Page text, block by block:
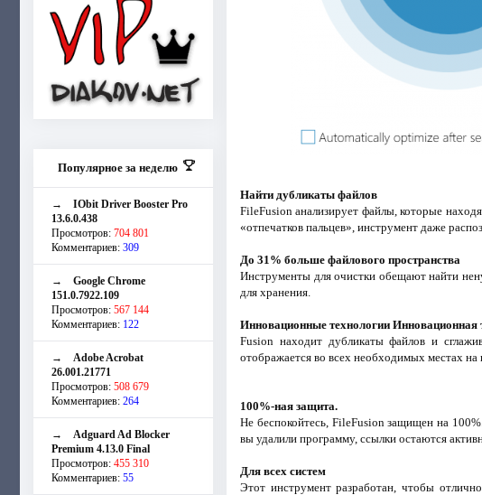
Популярное за неделю
→ IObit Driver Booster Pro
13.6.0.438
Просмотров: 704 801
Комментариев: 309
→ Google Chrome
151.0.7922.109
Просмотров: 567 144
Комментариев: 122
→ Adobe Acrobat
26.001.21771
Просмотров: 508 679
Комментариев: 264
→ Adguard Ad Blocker
Premium 4.13.0 Final
Просмотров: 455 310
Комментариев: 55
Найти дубликаты файлов
FileFusion анализирует файлы, которые
«отпечатков пальцев», инструмент даже
До 31% больше файлового пространства
Инструменты для очистки обещают найти
для хранения.
Инновационные технологии Инновационная
Fusion находит дубликаты файлов и
отображается во всех необходимых местах на
100%-ная защита.
Не беспокойтесь, FileFusion защищен на
вы удалили программу, ссылки остаются
Для всех систем
Этот инструмент разработан, чтобы